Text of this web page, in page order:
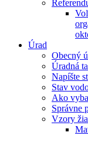
Úrad
Obecný
Úradná
Napíšte
Stav
Ako
Správne
Vzory